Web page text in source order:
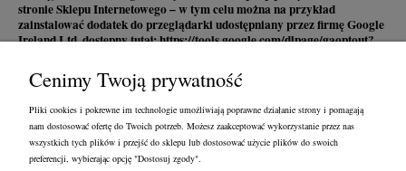
stronie Sklepu Internetowego – w tym celu można na przykład
zainstalować dodatek do przeglądarki udostępniany przez firmę Google
Ireland Ltd. dostępny tutaj: https://tools.google.com/dlpage/gaoptout?
7. POSTANOWIENIA KOŃCOWE
7.1. Sklep Internetowy może zawierać odnośniki do innych stron
internetowych. Administrator namawia by po przejściu na inne strony,
zapoznać się z polityką prywatności tam ustaloną. Niniejsza polityka
prywatności dotyczy tylko Sklepu Internetowego Administratora.
Cenimy Twoją prywatność
Pliki cookies i pokrewne im technologie umożliwiają poprawne działanie strony i pomagają
nam dostosować ofertę do Twoich potrzeb. Możesz zaakceptować wykorzystanie przez nas
wszystkich tych plików i przejść do sklepu lub dostosować użycie plików do swoich
preferencji, wybierając opcję "Dostosuj zgody".